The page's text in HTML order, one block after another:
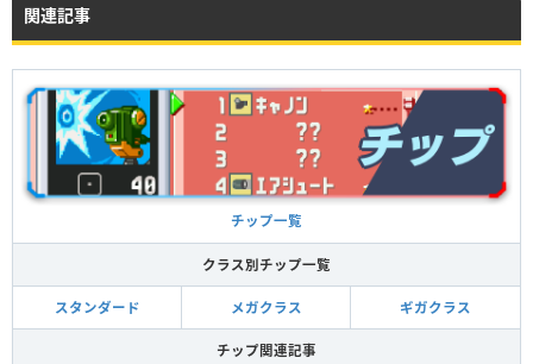
関連記事
チップ一覧
クラス別チップ一覧
スタンダード メガクラス ギガクラス
チップ関連記事